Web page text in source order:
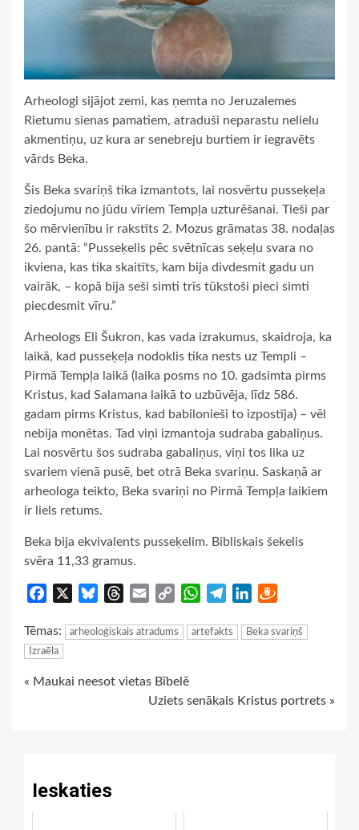
Arheologi sijājot zemi, kas ņemta no Jeruzalemes
Rietumu sienas pamatiem, atraduši neparastu nelielu
akmentiņu, uz kura ar senebreju burtiem ir iegravēts
vārds Beka.
Šis Beka svariņš tika izmantots, lai nosvērtu pusseķeļa
ziedojumu no jūdu vīriem Tempļa uzturēšanai. Tieši par
šo mērvienību ir rakstīts 2. Mozus grāmatas 38. nodaļas
26. pantā: “Pusseķelis pēc svētnīcas seķeļu svara no
ikviena, kas tika skaitīts, kam bija divdesmit gadu un
vairāk, – kopā bija seši simti trīs tūkstoši pieci simti
piecdesmit vīru.”
Arheologs Eli Šukron, kas vada izrakumus, skaidroja, ka
laikā, kad pusseķeļa nodoklis tika nests uz Templi –
Pirmā Tempļa laikā (laika posms no 10. gadsimta pirms
Kristus, kad Salamana laikā to uzbūvēja, līdz 586.
gadam pirms Kristus, kad babilonieši to izpostīja) – vēl
nebija monētas. Tad viņi izmantoja sudraba gabaliņus.
Lai nosvērtu šos sudraba gabaliņus, viņi tos lika uz
svariem vienā pusē, bet otrā Beka svariņu. Saskaņā ar
arheologa teikto, Beka svariņi no Pirmā Tempļa laikiem
ir liels retums.
Beka bija ekvivalents pusseķelim. Bibliskais šekelis
svēra 11,33 gramus.
Facebook BlueskyThreads
Email
Copy
WhatsApp
TelegramLinkedIn
Tēmas: arheoloģiskais atradums artefakts
Beka svariņš
Izraēla
Continue
« Maukai neesot vietas Bībelē
Uziets senākais Kristus portrets »
Ieskaties